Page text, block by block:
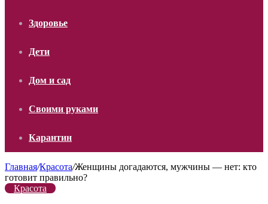
Здоровье
Дети
Дом и сад
Своими руками
Карантин
Главная/Красота/Женщины догадаются, мужчины — нет: кто
готовит правильно?
Красота